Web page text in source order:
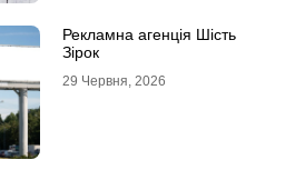
Рекламна агенція Шість
Зірок
29 Червня, 2026